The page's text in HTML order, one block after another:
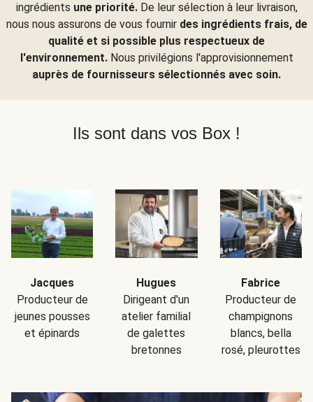
ingrédients une priorité.De leur sélection à leur livraison,
nous nous assurons de vous fournir des ingrédients frais, de
qualité et si possible plus respectueux de
l'environnement.Nous privilégions l'approvisionnement
auprès de fournisseurs sélectionnés avec soin.
Ils sont dans vos Box !
Jacques
Producteur de
jeunes pousses
et épinards
Hugues
Dirigeant d'un
atelier familial
de galettes
bretonnes
Fabrice
Producteur de
champignons
blancs, bella
rosé, pleurottes